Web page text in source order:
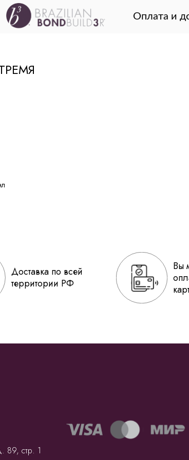
Оплата и
Вы
Доставка по всей
территории РФ
89, стр. 1